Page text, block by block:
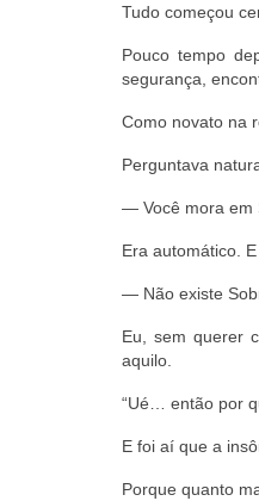
Tudo começou
Pouco tempo
segurança,
Como novato na
Perguntava
— Você mora em
Era automático.
— Não existe
Eu, sem querer
aquilo.
“Ué… então por
E foi aí que a
Porque quanto